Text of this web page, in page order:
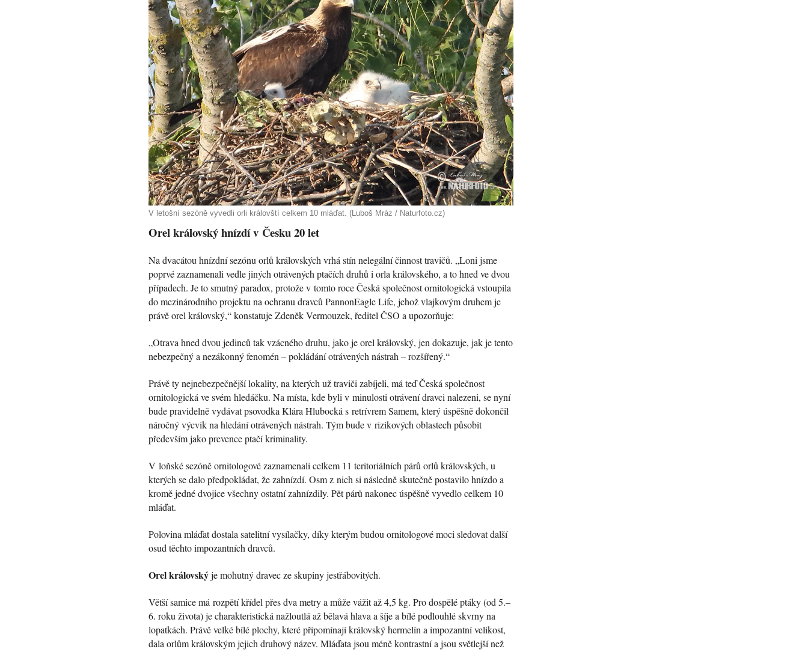
V letošní sezóně vyvedli orli královští celkem 10 mláďat. (Luboš Mráz / Naturfoto.cz)
Orel královský hnízdí v Česku 20 let
Na dvacátou hnízdní sezónu orlů královských vrhá stín nelegální činnost travičů. „Loni jsme
poprvé zaznamenali vedle jiných otrávených ptačích druhů i orla královského, a to hned ve dvou
případech. Je to smutný paradox, protože v tomto roce Česká společnost ornitologická vstoupila
do mezinárodního projektu na ochranu dravců PannonEagle Life, jehož vlajkovým druhem je
právě orel královský,“ konstatuje Zdeněk Vermouzek, ředitel ČSO a upozorňuje:
„Otrava hned dvou jedinců tak vzácného druhu, jako je orel královský, jen dokazuje, jak je tento
nebezpečný a nezákonný fenomén – pokládání otrávených nástrah – rozšířený.“
Právě ty nejnebezpečnější lokality, na kterých už traviči zabíjeli, má teď Česká společnost
ornitologická ve svém hledáčku. Na místa, kde byli v minulosti otrávení dravci nalezeni, se nyní
bude pravidelně vydávat psovodka Klára Hlubocká s retrívrem Samem, který úspěšně dokončil
náročný výcvik na hledání otrávených nástrah. Tým bude v rizikových oblastech působit
především jako prevence ptačí kriminality.
V loňské sezóně ornitologové zaznamenali celkem 11 teritoriálních párů orlů královských, u
kterých se dalo předpokládat, že zahnízdí. Osm z nich si následně skutečně postavilo hnízdo a
kromě jedné dvojice všechny ostatní zahnízdily. Pět párů nakonec úspěšně vyvedlo celkem 10
mláďat.
Polovina mláďat dostala satelitní vysílačky, díky kterým budou ornitologové moci sledovat další
osud těchto impozantních dravců.
Orel královskýje mohutný dravec ze skupiny jestřábovitých.
Větší samice má rozpětí křídel přes dva metry a může vážit až 4,5 kg. Pro dospělé ptáky (od 5.–
6. roku života) je charakteristická nažloutlá až bělavá hlava a šíje a bílé podlouhlé skvrny na
lopatkách. Právě velké bílé plochy, které připomínají královský hermelín a impozantní velikost,
dala orlům královským jejich druhový název. Mláďata jsou méně kontrastní a jsou světlejší než